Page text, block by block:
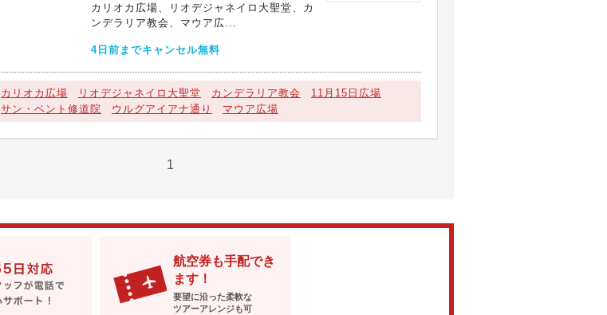
カリオカ広場、リオデジャネイロ大聖堂、カ
ンデラリア教会、マウア広...
4日前までキャンセル無料
カリオカ広場 リオデジャネイロ大聖堂 カンデラリア教会
11月15日広場
サン・ベント修道院
ウルグアイアナ通り マウア広場
1
航空券も手配でき
ます！
要望に沿った柔軟な
ツアーアレンジも可